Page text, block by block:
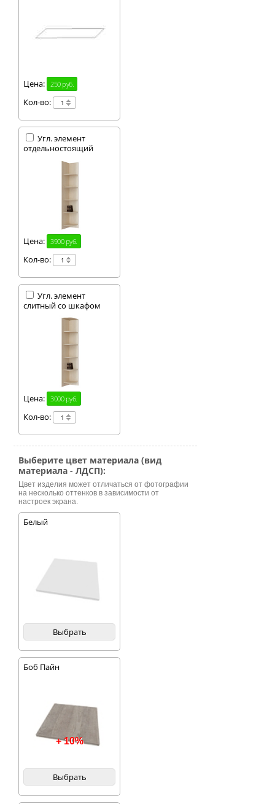
Цена: 250 руб.
Кол-во:
Угл. элемент
отдельностоящий
Цена: 3900 руб.
Кол-во:
Угл. элемент
слитный со шкафом
Цена: 3000 руб.
Кол-во:
Выберите цвет материала (вид
материала - ЛДСП):
Цвет изделия может отличаться от фотографии
на несколько оттенков в зависимости от
настроек экрана.
Белый
Выбрать
Боб Пайн
+ 10%
Выбрать